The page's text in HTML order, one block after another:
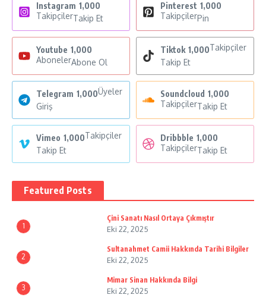
Instagram 1,000
TakipçilerTakip Et
Pinterest 1,000
TakipçilerPin
Youtube 1,000
AbonelerAbone Ol
Tiktok 1,000Takipçiler
Takip Et
Telegram 1,000Üyeler
Giriş
Soundcloud 1,000
TakipçilerTakip Et
Vimeo 1,000Takipçiler
Takip Et
Dribbble 1,000
TakipçilerTakip Et
Featured Posts
1
Çini Sanatı Nasıl Ortaya Çıkmıştır
Eki 22, 2025
2
Sultanahmet Camii Hakkında Tarihi Bilgiler
Eki 22, 2025
3
Mimar Sinan Hakkında Bilgi
Eki 22, 2025